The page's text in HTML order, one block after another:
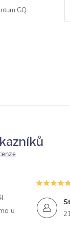
GQ
u